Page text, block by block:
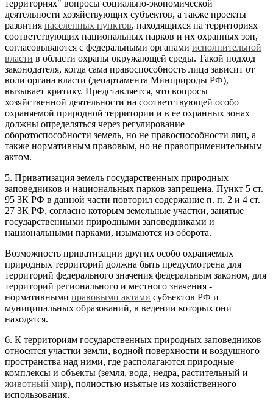
территориях" вопросы социально-экономической
деятельности хозяйствующих субъектов, а также проекты
развития населенных пунктов, находящихся на территориях
соответствующих национальных парков и их охранных зон,
согласовываются с федеральными органами исполнительной
власти в области охраны окружающей среды. Такой подход
законодателя, когда сама правоспособность лица зависит от
воли органа власти (департамента Минприроды РФ),
вызывает критику. Представляется, что вопросы
хозяйственной деятельности на соответствующей особо
охраняемой природной территории и в ее охранных зонах
должны определяться через регулирование
оборотоспособности земель, но не правоспособности лиц, а
также нормативным правовым, но не правоприменительным
актом.
5. Приватизация земель государственных природных
заповедников и национальных парков запрещена. Пункт 5 ст.
95 ЗК РФ в данной части повторил содержание п. п. 2 и 4 ст.
27 ЗК РФ, согласно которым земельные участки, занятые
государственными природными заповедниками и
национальными парками, изымаются из оборота.
Возможность приватизации других особо охраняемых
природных территорий должна быть предусмотрена для
территорий федерального значения федеральным законом, для
территорий регионального и местного значения -
нормативными правовыми актами субъектов РФ и
муниципальных образований, в ведении которых они
находятся.
6. К территориям государственных природных заповедников
относятся участки земли, водной поверхности и воздушного
пространства над ними, где располагаются природные
комплексы и объекты (земля, вода, недра, растительный и
животный мир), полностью изъятые из хозяйственного
использования.